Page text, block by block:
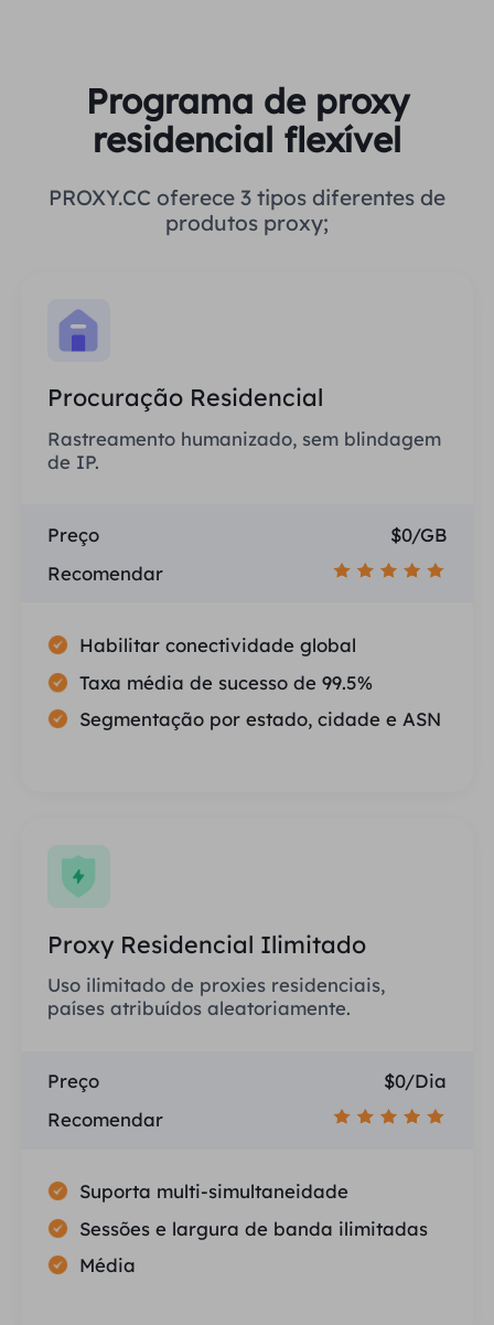
Programa de proxy
residencial flexível
PROXY.CC oferece 3 tipos diferentes de
produtos proxy;
Procuração Residencial
Rastreamento humanizado, sem blindagem
de IP.
Preço
$0/GB
Recomendar
Habilitar conectividade global
Taxa média de sucesso de 99.5%
Segmentação por estado, cidade e ASN
Proxy Residencial Ilimitado
Uso ilimitado de proxies residenciais,
países atribuídos aleatoriamente.
Preço
$0/Dia
Recomendar
Suporta multi-simultaneidade
Sessões e largura de banda ilimitadas
Média